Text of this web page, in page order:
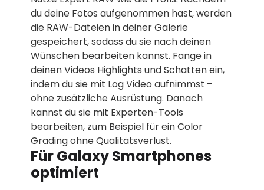
du deine Fotos aufgenommen hast, werden
die RAW-Dateien in deiner Galerie
gespeichert, sodass du sie nach deinen
Wünschen bearbeiten kannst. Fange in
deinen Videos Highlights und Schatten ein,
indem du sie mit Log Video aufnimmst –
ohne zusätzliche Ausrüstung. Danach
kannst du sie mit Experten-Tools
bearbeiten, zum Beispiel für ein Color
Grading ohne Qualitätsverlust.
Für Galaxy Smartphones
optimiert